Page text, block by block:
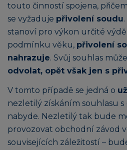
touto činností spojena,
se vyžaduje přivolení soudu
stanoví pro výkon určité
podmínku věku, přivolení
nahrazuje. Svůj souhlas
odvolat, opět však jen s
V tomto případě se jedná o
nezletilý získáním souhlasu
nabyde. Nezletilý tak bude
provozovat obchodní závod
souvisejících záležitostí –